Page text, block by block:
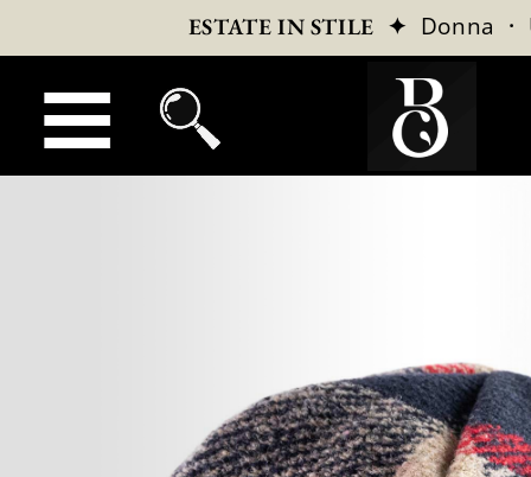
ESTATE IN STILE ✦ Donna ·